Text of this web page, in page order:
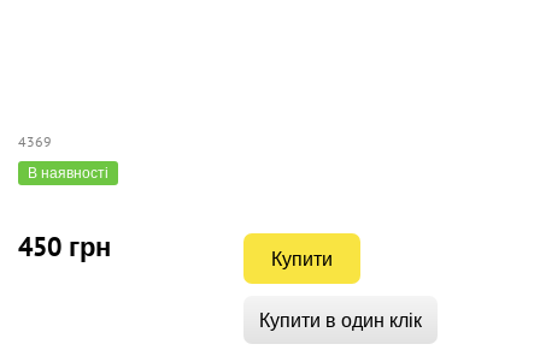
4369
В наявності
450 грн Купити
Купити в один клік